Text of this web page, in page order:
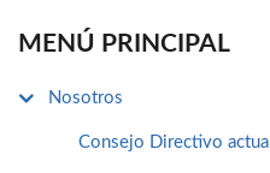
MENÚ PRINCIPAL
Nosotros
Consejo Directivo actual